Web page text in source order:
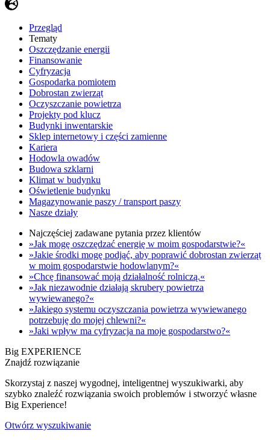
Przegląd
Tematy
​Oszczędzanie energii
Finansowanie
Cyfryzacja
Gospodarka pomiotem
Dobrostan zwierząt
Oczyszczanie powietrza
Projekty pod klucz
Budynki inwentarskie
Sklep internetowy i części zamienne
Kariera
Hodowla owadów
Budowa szklarni
Klimat w budynku
Oświetlenie budynku
Magazynowanie paszy / transport paszy
Nasze działy
Najczęściej zadawane pytania przez klientów
»Jak mogę oszczędzać energię w moim gospodarstwie?«
»Jakie środki mogę podjąć, aby poprawić dobrostan zwierząt
w moim gospodarstwie hodowlanym?«
»Chcę finansować moją działalność rolniczą.«
»Jak niezawodnie działają skrubery powietrza
wywiewanego?«
»Jakiego systemu oczyszczania powietrza wywiewanego
potrzebuję do mojej chlewni?«
»Jaki wpływ ma cyfryzacja na moje gospodarstwo?«
Big EXPERIENCE
Znajdź rozwiązanie
Skorzystaj z naszej wygodnej, inteligentnej wyszukiwarki, aby
szybko znaleźć rozwiązania swoich problemów i stworzyć własne
Big Experience!
Otwórz wyszukiwanie